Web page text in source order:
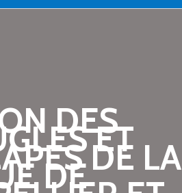
DES
ET
DE LA
DE